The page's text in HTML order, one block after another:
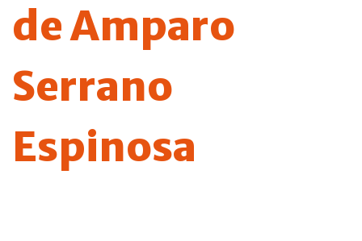
de Amparo
Serrano
Espinosa